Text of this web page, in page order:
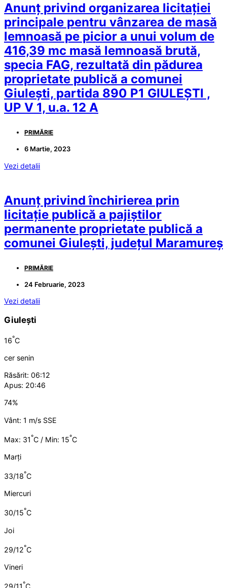
Anunț privind organizarea licitației
principale pentru vânzarea de masă
lemnoasă pe picior a unui volum de
416,39 mc masă lemnoasă brută,
specia FAG, rezultată din pădurea
proprietate publică a comunei
Giulești, partida 890 P1 GIULEȘTI ,
UP V 1, u.a. 12 A
PRIMĂRIE
6 Martie, 2023
Vezi detalii
Anunț privind închirierea prin
licitație publică a pajiștilor
permanente proprietate publică a
comunei Giulești, județul Maramureș
PRIMĂRIE
24 Februarie, 2023
Vezi detalii
Giulești
16°C
cer senin
Răsărit: 06:12
Apus: 20:46
74%
Vânt: 1 m/s SSE
Max: 31°C / Min: 15°C
Marți
33/18°C
Miercuri
30/15°C
Joi
29/12°C
Vineri
29/11°C